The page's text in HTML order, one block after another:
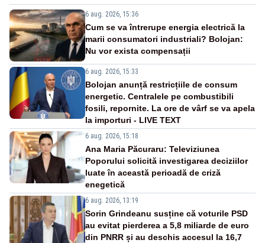
6 aug. 2026, 15:36
Cum se va întrerupe energia electrică la
marii consumatori industriali? Bolojan:
Nu vor exista compensații
6 aug. 2026, 15:33
Bolojan anunță restricțiile de consum
energetic. Centralele pe combustibili
fosili, repornite. La ore de vârf se va apela
la importuri - LIVE TEXT
6 aug. 2026, 15:18
Ana Maria Păcuraru: Televiziunea
Poporului solicită investigarea deciziilor
luate în această perioadă de criză
enegetică
6 aug. 2026, 13:19
Sorin Grindeanu susține că voturile PSD
au evitat pierderea a 5,8 miliarde de euro
din PNRR și au deschis accesul la 16,7